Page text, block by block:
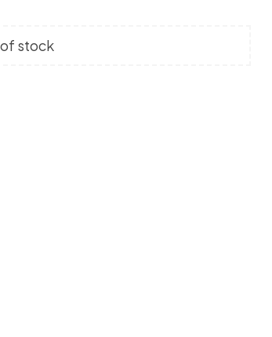
stock